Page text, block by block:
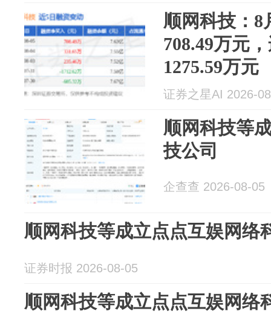
顺网科技：8
708.49万元
1275.59万元
证券之星AI 2026-
顺网科技等
技公司
企查查 2026-08-05
顺网科技等成立点点互娱网络
证券时报 2026-08-05
顺网科技等成立点点互娱网络